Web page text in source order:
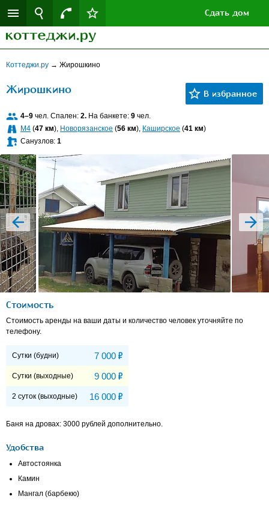
Сдать дом
Коттеджи.ру → Жирошкино
Жирошкино
4–9 чел. Спален: 2. На банкете: 9 чел.
M4 (47 км), Новорязанское (56 км), Каширское (41 км)
Санузлов: 1
prev
Стоимость
Стоимость аренды на ваши даты и количество человек уточняйте по
телефону.
Сутки (будни) 7 000 Р
Сутки (выходные) 9 000 Р
2 суток (выходные) 16 000 Р
Баня на дровах: 3000 рублей дополнительно.
Удобства
Автостоянка
Камин
Мангал (барбекю)